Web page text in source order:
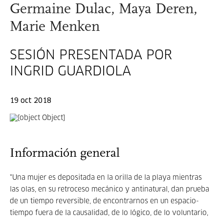
Germaine Dulac, Maya Deren,
Marie Menken
SESIÓN PRESENTADA POR
INGRID GUARDIOLA
19 oct 2018
Información general
"Una mujer es depositada en la orilla de la playa mientras
las olas, en su retroceso mecánico y antinatural, dan prueba
de un tiempo reversible, de encontrarnos en un espacio-
tiempo fuera de la causalidad, de lo lógico, de lo voluntario,